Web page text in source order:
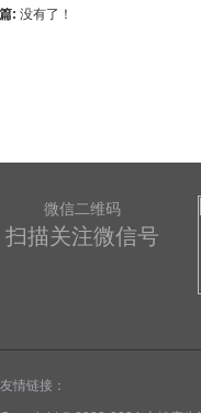
: 没有了！
微信二维码
扫描关注微信号
友情链接：